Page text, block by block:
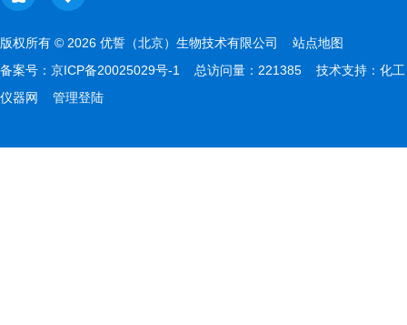
版权所有 © 2026 优誓（北京）生物技术有限公司 站点地图
备案号： 京ICP备20025029号-1 总访问量：221385 技术支持： 化工
仪器网
管理登陆